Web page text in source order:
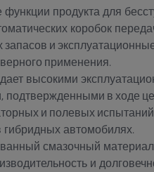
функции продукта для
коробок
запасов и
применения.
высокими
подтвержденными в ходе
и полевых испытаний
автомобилях.
смазочный
и